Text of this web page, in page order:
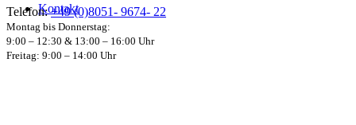
Kontakt
Telefon:+49 (0)8051- 9674- 22
Montag bis Donnerstag:
9:00 – 12:30 & 13:00 – 16:00 Uhr
Freitag: 9:00 – 14:00 Uhr